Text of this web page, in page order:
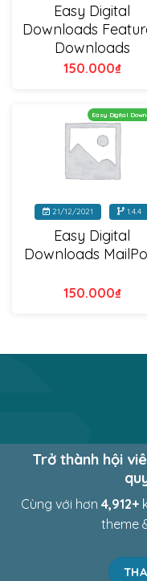
Easy Digital
Downloads
Downloads
150.000₫
Easy Digital
21/12/2021 1.4.4
Easy Digital
Downloads
150.000₫
Trở thành hội
Cùng với hơn 4,969+
theme